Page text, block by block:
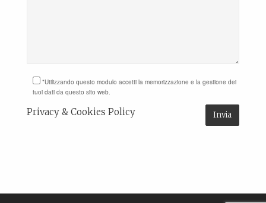
*Utilizzando questo modulo accetti la memorizzazione e la gestione dei
tuoi dati da questo sito web.
Privacy & Cookies Policy